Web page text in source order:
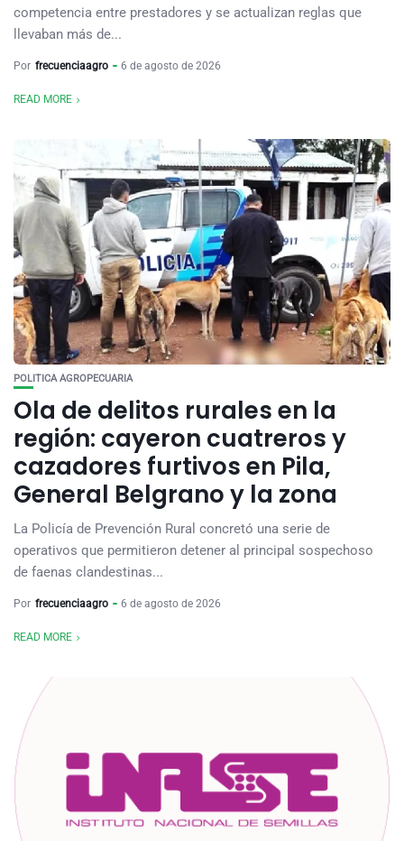
competencia entre prestadores y se actualizan reglas que
llevaban más de...
Por frecuenciaagro 6 de agosto de 2026
READ MORE
POLITICA AGROPECUARIA
Ola de delitos rurales en la
región: cayeron cuatreros y
cazadores furtivos en Pila,
General Belgrano y la zona
La Policía de Prevención Rural concretó una serie de
operativos que permitieron detener al principal sospechoso
de faenas clandestinas...
Por frecuenciaagro 6 de agosto de 2026
READ MORE